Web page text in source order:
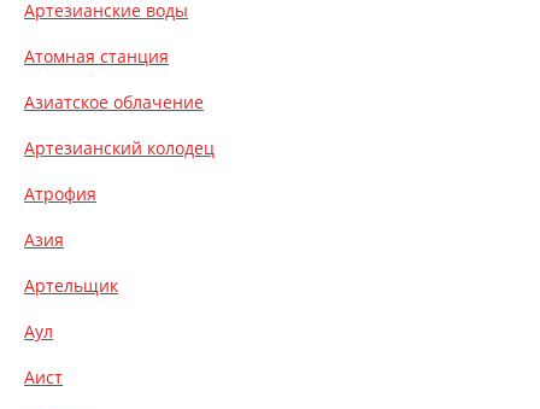
Артезианские воды
Атомная станция
Азиатское облачение
Артезианский колодец
Атрофия
Азия
Артельщик
Аул
Аист